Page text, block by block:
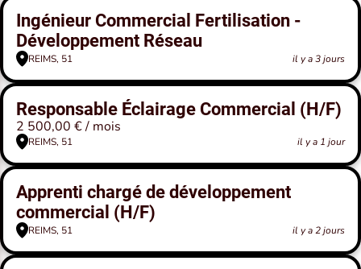
Ingénieur Commercial Fertilisation -
Développement Réseau
REIMS, 51 il y a 3 jours
Responsable Éclairage Commercial (H/F)
2 500,00 € / mois
REIMS, 51 il y a 1 jour
Apprenti chargé de développement
commercial (H/F)
REIMS, 51 il y a 2 jours